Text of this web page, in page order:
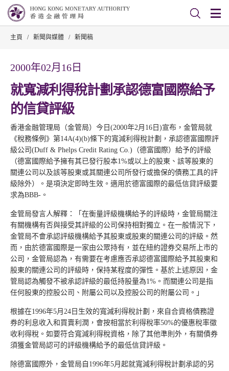
主頁 / 新聞與媒體 / 新聞稿
2000年02月16日
就寬減利得稅計劃承認德富國際給予
的信貸評級
香港金融管理局（金管局）今日(2000年2月16日)宣布，金管局就
《稅務條例》第14A(4)(b)條下的寬減利得稅計劃，承認德富國際評
級公司(Duff & Phelps Credit Rating Co.)（德富國際）給予的評級
（德富國際給予擁有其已發行股本1%或以上的股東、該等股東的
關連公司以及該等股東或其關連公司所發行或擔保的債務工具的評
級除外）。是項決定即時生效。適用於德富國際的最低信貸評級要
求為BBB-。
金管局發言人解釋：「在衡量評級機構給予的評級時，金管局關注
有關機構有否與接受其評級的公司保持相對獨立。在一般情況下，
金管局不會承認評級機構給予其股東或股東的關連公司的評級。然
而，由於德富國際是一家由公眾持有，並在紐約證券交易所上市的
公司，金管局認為，有需要在考慮應否承認德富國際給予其股東和
股東的關連公司的評級時，保持某程度的彈性。基於上述原因，金
管局認為觸發不被承認評級的最低持股量為1%。而關連公司是指
任何股東的控股公司、附屬公司以及控股公司的附屬公司。」
根據在1996年5月24日生效的寬減利得稅計劃，來自合資格債務證
券的利息收入和買賣利潤，會按相當於利得稅率50%的優惠稅率徵
收利得稅。如要符合寬減利得稅資格，除了其他準則外，有關債券
須獲金管局認可的評級機構給予的最低信貸評級。
除德富國際外，金管局自1996年5月起就寬減利得稅計劃承認的另